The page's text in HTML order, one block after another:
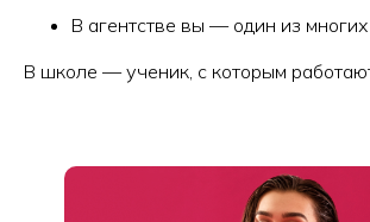
В агентстве вы — один из многих
В школе — ученик, с которым